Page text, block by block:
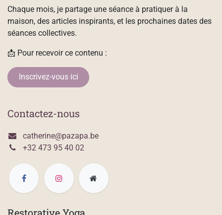
Chaque mois, je partage une séance à pratiquer à la
maison, des articles inspirants, et les prochaines dates des
séances collectives.
📩 Pour recevoir ce contenu :
Inscrivez-vous ici
Contactez-nous
catherine@pazapa.be
+32 473 95 40 02